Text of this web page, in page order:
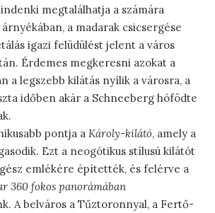
megtalálhatja a számára
a madarak csicsergése
igazi felüdülést jelent a város
Érdemes megkeresni azokat a
a legszebb kilátás nyílik a városra, a
időben akár a Schneeberg hófödte
pontja a Károly-kilátó, amely a
Ezt a neogótikus stílusú kilátót
emlékére építették, és felérve a
360 fokos panorámában
A belváros a Tűztoronnyal, a Fertő-